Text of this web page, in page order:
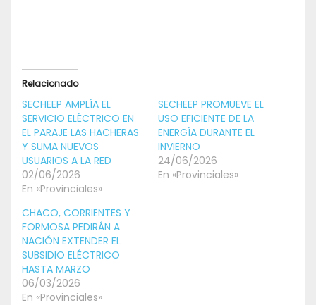
Relacionado
SECHEEP AMPLÍA EL
SERVICIO ELÉCTRICO EN
EL PARAJE LAS HACHERAS
Y SUMA NUEVOS
USUARIOS A LA RED
02/06/2026
En «Provinciales»
SECHEEP PROMUEVE EL
USO EFICIENTE DE LA
ENERGÍA DURANTE EL
INVIERNO
24/06/2026
En «Provinciales»
CHACO, CORRIENTES Y
FORMOSA PEDIRÁN A
NACIÓN EXTENDER EL
SUBSIDIO ELÉCTRICO
HASTA MARZO
06/03/2026
En «Provinciales»